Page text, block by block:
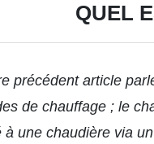
QUEL
précédent article
de chauffage ; le
à une chaudière via